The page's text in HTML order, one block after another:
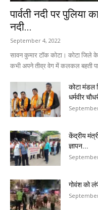
पार्वती नदी पर पुलिया
नदी...
September 4, 2022
सावन कुमार टॉक कोटा। कोटा जिले
कभी अपने तीव्र वेग में कलकल बहती
कोटा मंडल
धर्मवीर
केंद्रीय
ज्ञापन...
गोवंश को